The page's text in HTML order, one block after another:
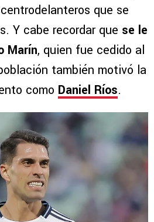
que se
Y cabe recordar que se le
Marín, quien fue cedido al
también motivó la
como Daniel Ríos.